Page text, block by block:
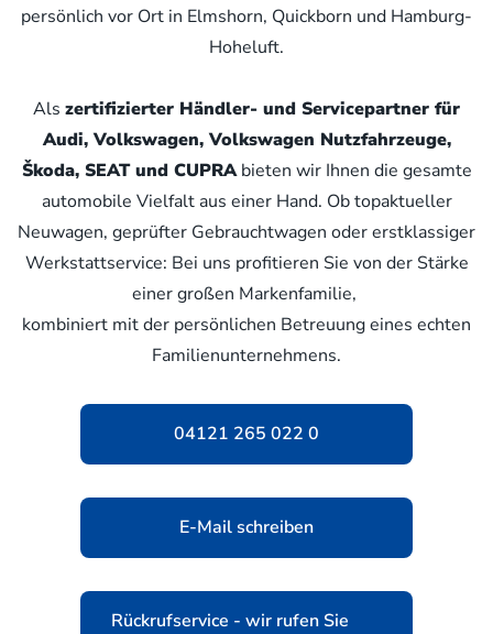
persönlich vor Ort in Elmshorn, Quickborn und Hamburg-
Hoheluft.
Als zertifizierter Händler- und Servicepartner für
Audi, Volkswagen, Volkswagen Nutzfahrzeuge,
Škoda, SEAT und CUPRAbieten wir Ihnen die gesamte
automobile Vielfalt aus einer Hand. Ob topaktueller
Neuwagen, geprüfter Gebrauchtwagen oder erstklassiger
Werkstattservice: Bei uns profitieren Sie von der Stärke
einer großen Markenfamilie,
kombiniert mit der persönlichen Betreuung eines echten
Familienunternehmens.
04121 265 022 0
E-Mail schreiben
Rückrufservice - wir rufen Sie